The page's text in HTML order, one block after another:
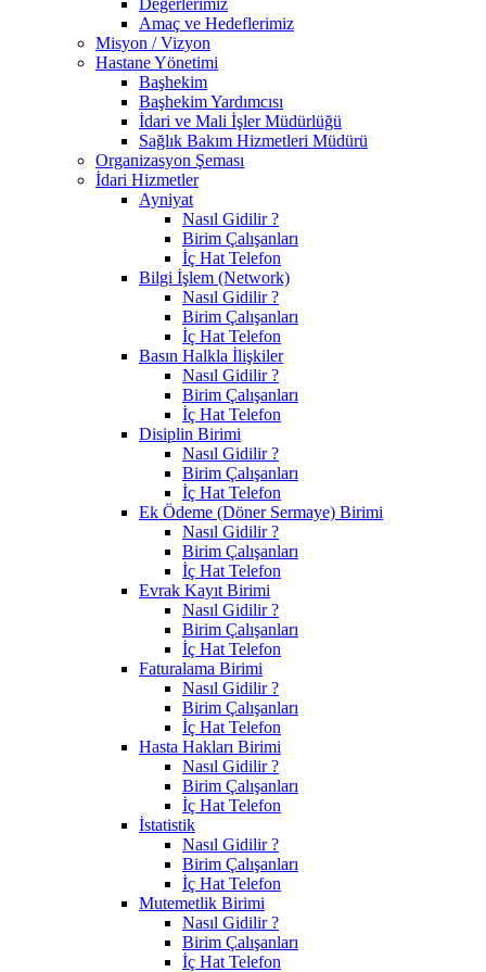
Amaç ve Hedeflerimiz
Misyon / Vizyon
Hastane Yönetimi
Başhekim
Başhekim Yardımcısı
İdari ve Mali İşler Müdürlüğü
Sağlık Bakım Hizmetleri Müdürü
Organizasyon Şeması
İdari Hizmetler
Ayniyat
Nasıl Gidilir ?
Birim Çalışanları
İç Hat Telefon
Bilgi İşlem (Network)
Nasıl Gidilir ?
Birim Çalışanları
İç Hat Telefon
Basın Halkla İlişkiler
Nasıl Gidilir ?
Birim Çalışanları
İç Hat Telefon
Disiplin Birimi
Nasıl Gidilir ?
Birim Çalışanları
İç Hat Telefon
Ek Ödeme (Döner Sermaye) Birimi
Nasıl Gidilir ?
Birim Çalışanları
İç Hat Telefon
Evrak Kayıt Birimi
Nasıl Gidilir ?
Birim Çalışanları
İç Hat Telefon
Faturalama Birimi
Nasıl Gidilir ?
Birim Çalışanları
İç Hat Telefon
Hasta Hakları Birimi
Nasıl Gidilir ?
Birim Çalışanları
İç Hat Telefon
İstatistik
Nasıl Gidilir ?
Birim Çalışanları
İç Hat Telefon
Mutemetlik Birimi
Nasıl Gidilir ?
Birim Çalışanları
İç Hat Telefon